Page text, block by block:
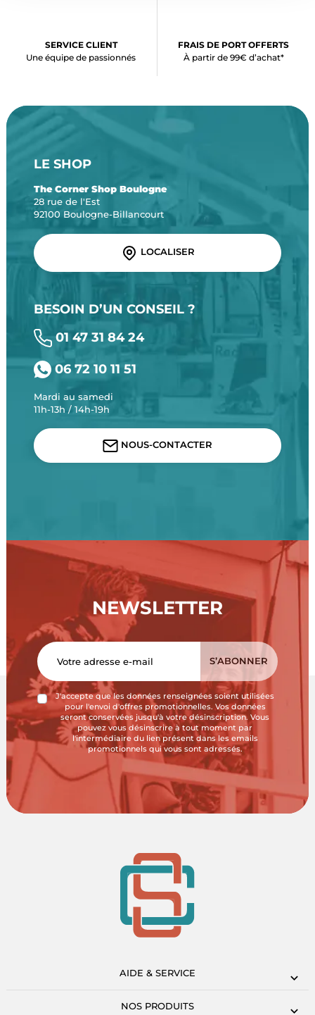
SERVICE CLIENT
Une équipe de passionnés
FRAIS DE PORT OFFERTS
À partir de 99€ d’achat*
LE SHOP
The Corner Shop Boulogne
28 rue de l'Est
92100 Boulogne-Billancourt
LOCALISER
BESOIN D’UN CONSEIL ?
01 47 31 84 24
06 72 10 11 51
Mardi au samedi
11h-13h / 14h-19h
NOUS-CONTACTER
NEWSLETTER
J'accepte que les données renseignées soient utilisées
pour l'envoi d'offres promotionnelles. Vos données
seront conservées jusqu'à votre désinscription. Vous
pouvez vous désinscrire à tout moment par
l'intermédiaire du lien présent dans les emails
promotionnels qui vous sont adressés.
AIDE & SERVICE
NOS PRODUITS